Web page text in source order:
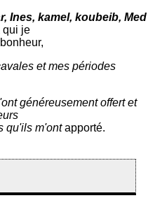
Ines, kamel, koubeib, Med
qui je
et mes périodes
généreusement offert et
qu'ils m'ontapporté.